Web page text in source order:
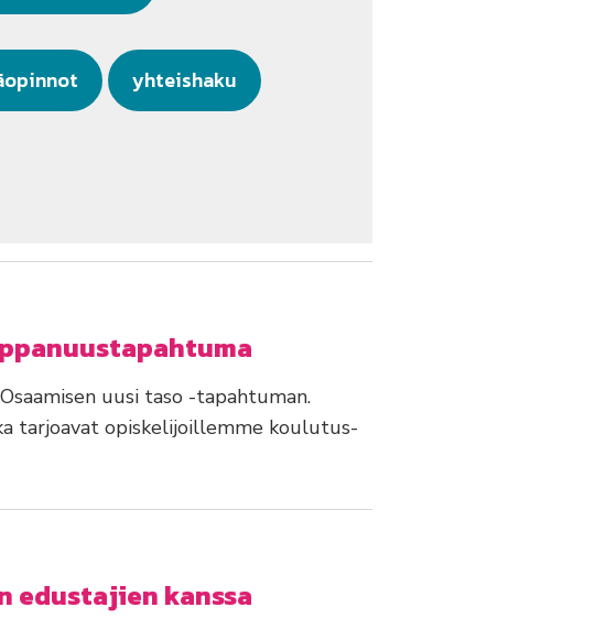
yhteishaku
uusi taso -tapahtuman.
tarjoavat opiskelijoillemme koulutus-
kanssa